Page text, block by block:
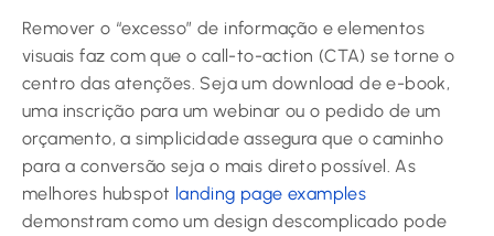
Remover o “excesso” de informação e elementos
visuais faz com que o call-to-action (CTA) se torne o
centro das atenções. Seja um download de e-book,
uma inscrição para um webinar ou o pedido de um
orçamento, a simplicidade assegura que o caminho
para a conversão seja o mais direto possível. As
melhores hubspot landing page examples
demonstram como um design descomplicado pode